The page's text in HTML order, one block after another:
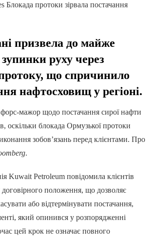
Блокада протоки зірвала постачання
призвела до майже
зупинки руху через
що спричинило
нафтосховищ у регіоні.
мажор щодо постачання сирої нафти
оскільки блокада Ормузької протоки
зобов’язань перед клієнтами. Про
.
Kuwait Petroleum повідомила клієнтів
договірного положення, що дозволяє
або відтермінувати постачання,
який опинився у розпорядженні
цей крок не означає повного